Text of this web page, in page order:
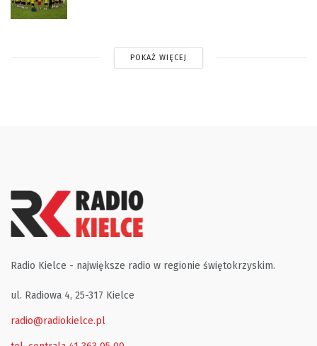
POKAŻ WIĘCEJ
Radio Kielce - największe radio w regionie świętokrzyskim.
ul. Radiowa 4, 25-317 Kielce
radio@radiokielce.pl